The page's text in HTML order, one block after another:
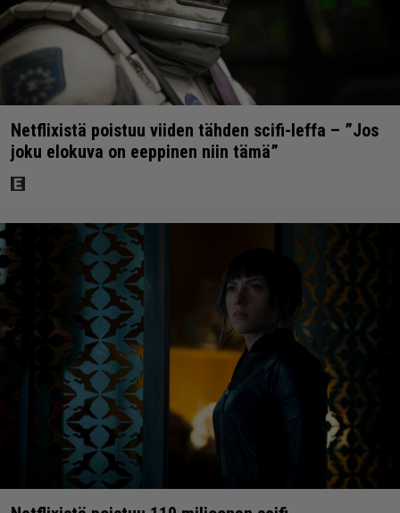
Netflixistä poistuu viiden tähden scifi-leffa – ”Jos
joku elokuva on eeppinen niin tämä”